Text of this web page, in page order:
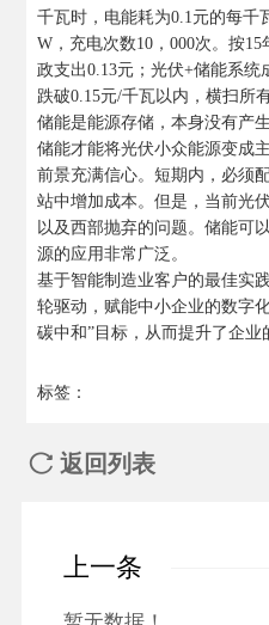
千瓦时，电能耗为0.1元的每千
W，充电次数10，000次。按
政支出0.13元；光伏+储能系统
跌破0.15元/千瓦以内，横扫所
储能是能源存储，本身没有产
储能才能将光伏小众能源变成
前景充满信心。短期内，必须
站中增加成本。但是，当前光
以及西部抛弃的问题。储能可
源的应用非常广泛。
基于智能制造业客户的最佳实
轮驱动，赋能中小企业的数字
碳中和”目标，从而提升了企业
标签：
 返回列表
上一条